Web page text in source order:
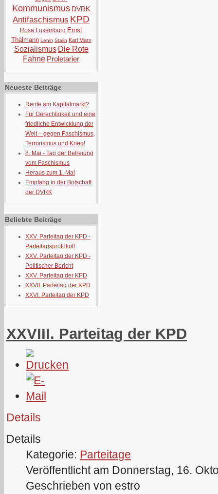
Kommunismus DVRK
Antifaschismus KPD
Rosa Luxemburg Ernst
Thälmann Lenin Stalin Karl Marx
Sozialismus Die Rote
Fahne Proletarier
Neueste Beiträge
Rente am Kapitalmarkt?
Für Gerechtigkeit und eine
friedliche Entwicklung der
Welt – gegen Faschismus,
Terrorismus und Krieg!
8. Mai - Tag der Befreiung
vom Faschismus
Heraus zum 1. Mai
Empfang in der Botschaft
der DVRK
Beliebte Beiträge
XXV. Parteitag der KPD -
Parteitagsprotokoll
XXV. Parteitag der KPD -
Politischer Bericht
XXV. Parteitag der KPD
XXVII. Parteitag der KPD
XXVI. Parteitag der KPD
XXVIII. Parteitag der KPD
Details
Details
Kategorie: Parteitage
Veröffentlicht am Donnerstag, 16.
Geschrieben von estro